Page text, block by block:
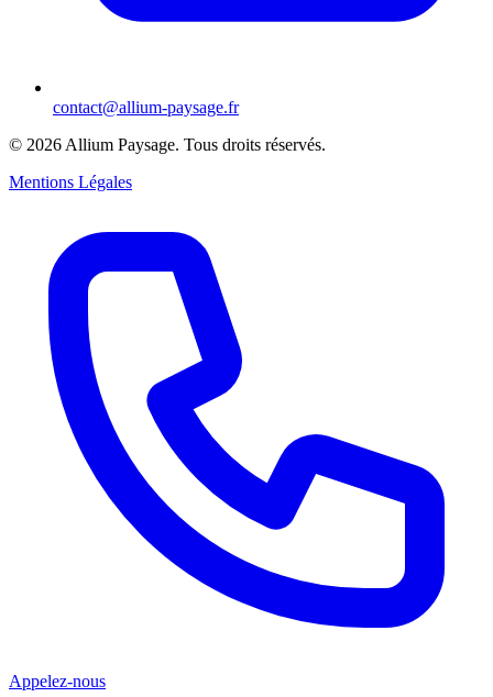
contact@allium-paysage.fr
© 2026 Allium Paysage. Tous droits réservés.
Mentions Légales
Appelez-nous